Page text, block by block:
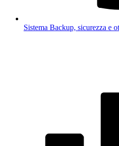
Sistema Backup, sicurezza e